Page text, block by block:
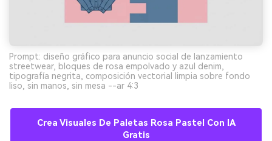
Prompt: diseño gráfico para anuncio social de lanzamiento
streetwear, bloques de rosa empolvado y azul denim,
tipografía negrita, composición vectorial limpia sobre fondo
liso, sin manos, sin mesa --ar 4:3
Crea Visuales De Paletas Rosa Pastel Con IA
Gratis